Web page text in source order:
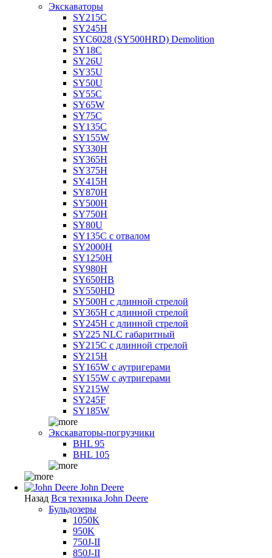
Экскаваторы
SY215C
SY245H
SYC6028 (SY500HRD) Demolition
SY18C
SY26U
SY35U
SY50U
SY55C
SY65W
SY75C
SY135C
SY155W
SY330H
SY365H
SY375H
SY415H
SY870H
SY500H
SY750H
SY80U
SY135C с отвалом
SY2000H
SY1250H
SY980H
SY650HB
SY550HD
SY500H с длинной стрелой
SY365H с длинной стрелой
SY245H с длинной стрелой
SY225 NLC габаритный
SY215C с длинной стрелой
SY215H
SY165W с аутригерами
SY155W с аутригерами
SY215W
SY245F
SY185W
Экскаваторы-погрузчики
BHL 95
BHL 105
John Deere
Назад Вся техника John Deere
Бульдозеры
1050K
950K
750J-II
850J-II